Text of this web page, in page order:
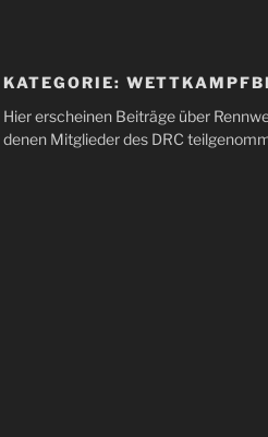
KATEGORIE:
Hier erscheinen Beiträge über
denen Mitglieder des DRC